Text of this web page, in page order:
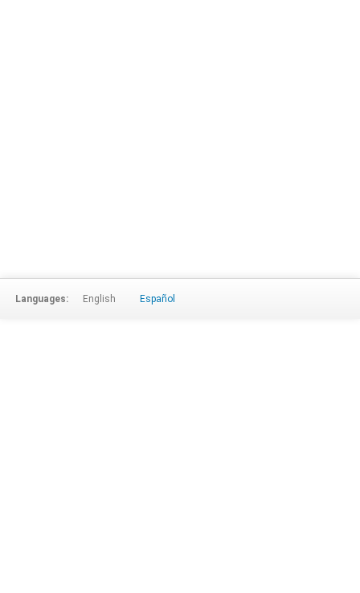
Languages: English Español